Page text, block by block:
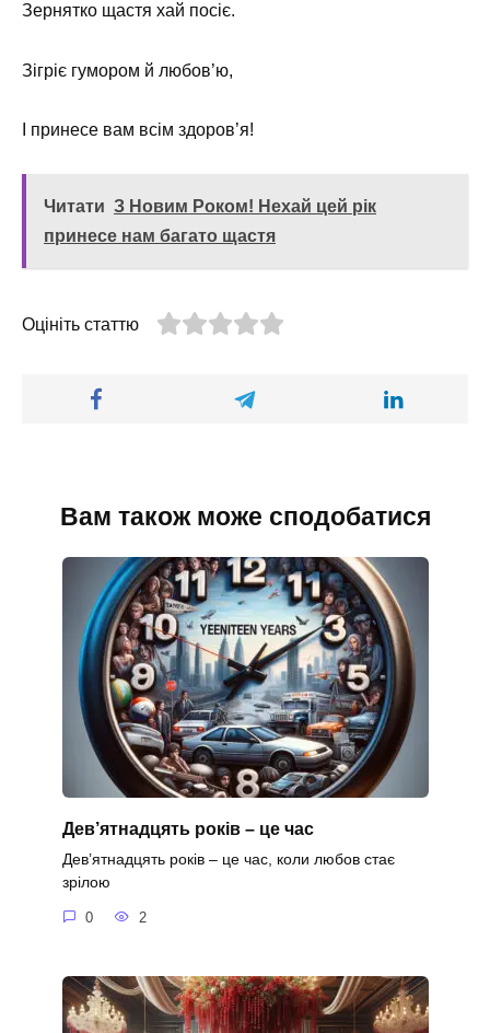
Зернятко щастя хай посіє.
Зігріє гумором й любов’ю,
І принесе вам всім здоров’я!
Читати З Новим Роком! Нехай цей рік
принесе нам багато щастя
Оцініть статтю
Вам також може сподобатися
Дев’ятнадцять років – це час
Дев’ятнадцять років – це час, коли любов стає
зрілою
0 2